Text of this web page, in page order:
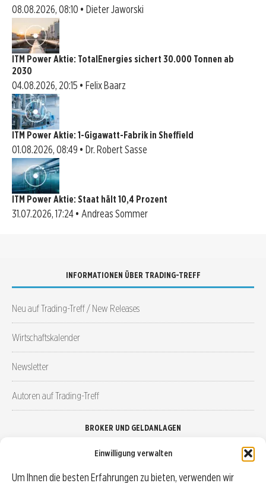
Einwilligung verwalten
Um Ihnen die besten Erfahrungen zu bieten, verwenden wir
08.08.2026, 08:10 • Dieter Jaworski
ITM Power Aktie: TotalEnergies sichert 30.000 Tonnen ab
2030
04.08.2026, 20:15 • Felix Baarz
ITM Power Aktie: 1-Gigawatt-Fabrik in Sheffield
01.08.2026, 08:49 • Dr. Robert Sasse
ITM Power Aktie: Staat hält 10,4 Prozent
31.07.2026, 17:24 • Andreas Sommer
INFORMATIONEN ÜBER TRADING-TREFF
Neu auf Trading-Treff / New Releases
Wirtschaftskalender
Newsletter
Autoren auf Trading-Treff
BROKER UND GELDANLAGEN